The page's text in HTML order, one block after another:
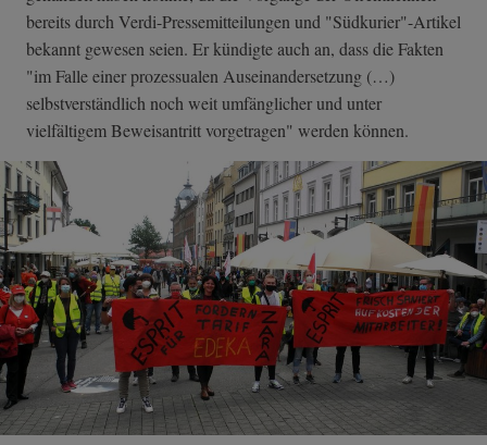
bereits durch Verdi-Pressemitteilungen und "Südkurier"-Artikel
bekannt gewesen seien. Er kündigte auch an, dass die Fakten
"im Falle einer prozessualen Auseinandersetzung (…)
selbstverständlich noch weit umfänglicher und unter
vielfältigem Beweisantritt vorgetragen" werden können.